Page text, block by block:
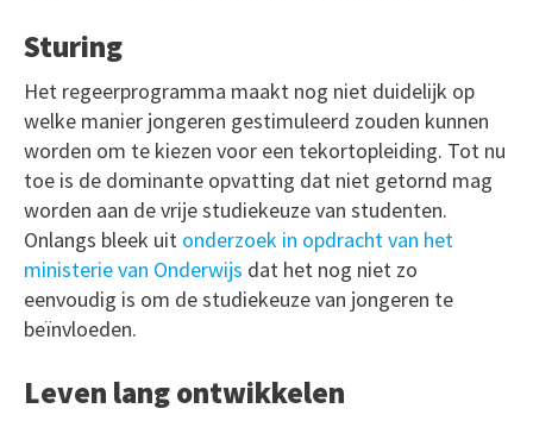
Sturing
Het regeerprogramma maakt nog niet duidelijk op
welke manier jongeren gestimuleerd zouden kunnen
worden om te kiezen voor een tekortopleiding. Tot nu
toe is de dominante opvatting dat niet getornd mag
worden aan de vrije studiekeuze van studenten.
Onlangs bleek uit onderzoek in opdracht van het
ministerie van Onderwijs dat het nog niet zo
eenvoudig is om de studiekeuze van jongeren te
beïnvloeden.
Leven lang ontwikkelen